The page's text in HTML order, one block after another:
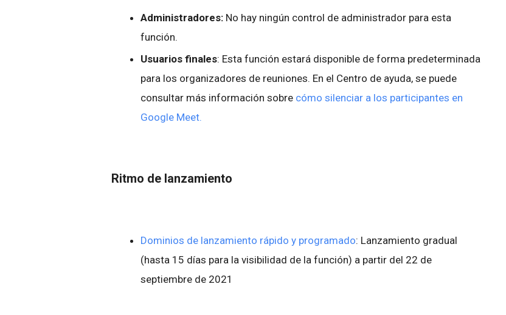
Administradores: No hay ningún control de administrador para esta
función.
Usuarios finales: Esta función estará disponible de forma predeterminada
para los organizadores de reuniones. En el Centro de ayuda, se puede
consultar más información sobre cómo silenciar a los participantes en
Google Meet.
Ritmo de lanzamiento
Dominios de lanzamiento rápido y programado: Lanzamiento gradual
(hasta 15 días para la visibilidad de la función) a partir del 22 de
septiembre de 2021